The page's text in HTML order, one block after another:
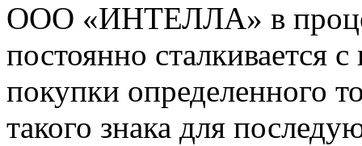
ООО «ИНТЕЛЛА» в
постоянно сталкивается
покупки определенного
такого знака для